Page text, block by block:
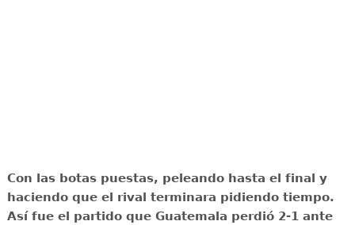
Con las botas puestas, peleando hasta el final y
haciendo que el rival terminara pidiendo tiempo.
Así fue el partido que Guatemala perdió 2-1 ante